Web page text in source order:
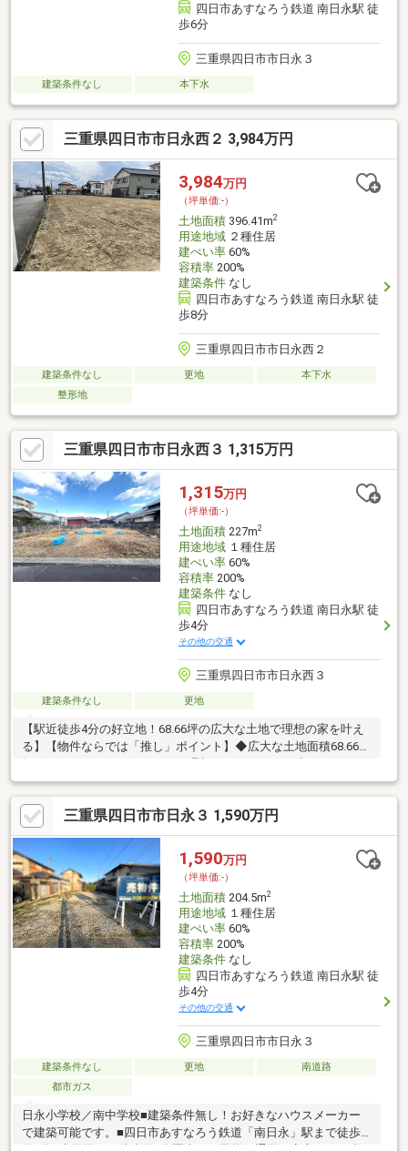
四日市あすなろう鉄道 南日永駅 徒
歩6分
三重県四日市市日永３
建築条件なし 本下水
三重県四日市市日永西２ 3,984万円
3,984万円
（坪単価:-）
土地面積396.41m2
用途地域２種住居
建ぺい率60%
容積率200%
建築条件なし
四日市あすなろう鉄道 南日永駅 徒
歩8分
三重県四日市市日永西２
建築条件なし 更地
本下水
整形地
三重県四日市市日永西３ 1,315万円
1,315万円
（坪単価:-）
土地面積227m2
用途地域１種住居
建ぺい率60%
容積率200%
建築条件なし
四日市あすなろう鉄道 南日永駅 徒
歩4分
その他の交通
三重県四日市市日永西３
建築条件なし 更地
【駅近徒歩4分の好立地！68.66坪の広大な土地で理想の家を叶え
る】【物件ならでは「推し」ポイント】◆広大な土地面積68.66
す。◆周辺交通量が少なく、閑静な住宅街で叶えるゆとりの新生
活。◆駅が近く市街地へのアクセスも良好ながら、落ち着いた住
環境が魅力です。◆平坦な土地なので、自転車やベビーカーでの
移動もスムーズ。【利便性◎の周辺環境】◆四日市あすなろう鉄
道「南日永」駅まで徒歩4分！2沿線利用可能で通勤・通学も便利
です。◆日永小学校まで徒歩7分、カネスエや日永カヨーも徒歩
圏内で、日々の暮らしに便利な好立地。
三重県四日市市日永３ 1,590万円
1,590万円
（坪単価:-）
土地面積204.5m2
用途地域１種住居
建ぺい率60%
容積率200%
建築条件なし
四日市あすなろう鉄道 南日永駅 徒
歩4分
その他の交通
三重県四日市市日永３
建築条件なし 更地
南道路
都市ガス
日永小学校／南中学校■建築条件無し！お好きなハウスメーカー
で建築可能です。■四日市あすなろう鉄道「南日永」駅まで徒歩